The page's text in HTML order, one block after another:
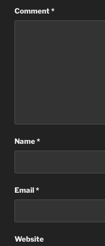
Comment*
Name*
Email*
Website